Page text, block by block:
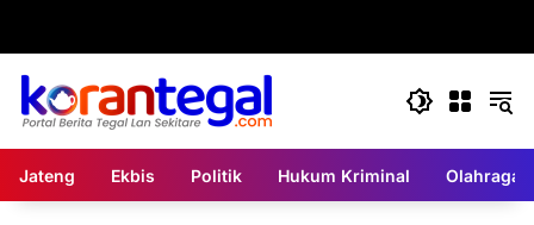
Jateng Ekbis Politik Hukum Kriminal Olahraga